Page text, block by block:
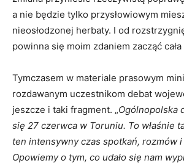
a nie będzie tylko przysłowiowym
nieosłodzonej herbaty. I od
powinna się moim zdaniem zacząć cała
Tymczasem w materiale prasowym
rozdawanym uczestnikom debat
jeszcze i taki fragment. „Ogólnopolska
się 27 czerwca w Toruniu. To właśnie
ten intensywny czas spotkań, rozmów
Opowiemy o tym, co udało się nam